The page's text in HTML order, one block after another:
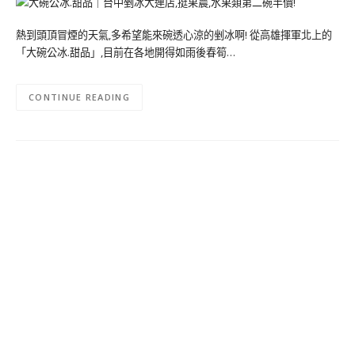
熱到頭頂冒煙的天氣,多希望能來碗透心涼的剉冰啊! 從高雄揮軍北上的
「大碗公冰.甜品」,目前在各地開得如雨後春筍…
CONTINUE READING